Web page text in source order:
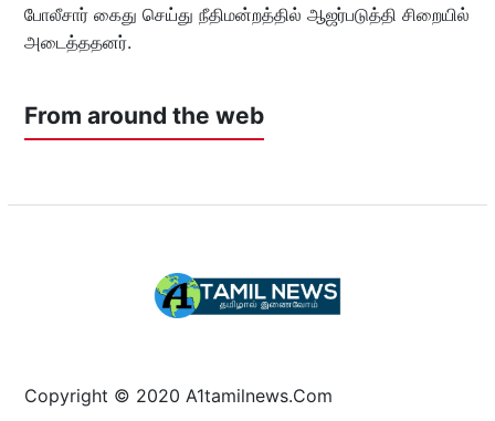
போலீசார் கைது செய்து நீதிமன்றத்தில் ஆஜர்படுத்தி சிறையில்
அடைத்ததனர்.
From around the web
Copyright © 2020 A1tamilnews.Com